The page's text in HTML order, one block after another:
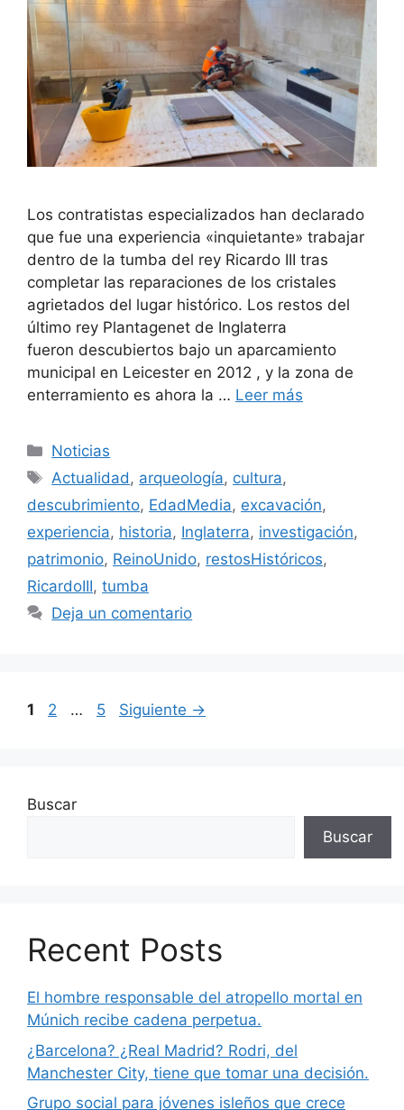
Los contratistas especializados han declarado
que fue una experiencia «inquietante» trabajar
dentro de la tumba del rey Ricardo III tras
completar las reparaciones de los cristales
agrietados del lugar histórico. Los restos del
último rey Plantagenet de Inglaterra
fueron descubiertos bajo un aparcamiento
municipal en Leicester en 2012 , y la zona de
enterramiento es ahora la … Leer más
Categorías
Noticias
Etiquetas
Actualidad, arqueología, cultura,
descubrimiento, EdadMedia, excavación,
experiencia, historia, Inglaterra, investigación,
patrimonio, ReinoUnido, restosHistóricos,
RicardoIII, tumba
Deja un comentario
Página
1 Página
2 … Página
5 Siguiente →
Buscar
Buscar
Recent Posts
El hombre responsable del atropello mortal en
Múnich recibe cadena perpetua.
¿Barcelona? ¿Real Madrid? Rodri, del
Manchester City, tiene que tomar una decisión.
Grupo social para jóvenes isleños que crece